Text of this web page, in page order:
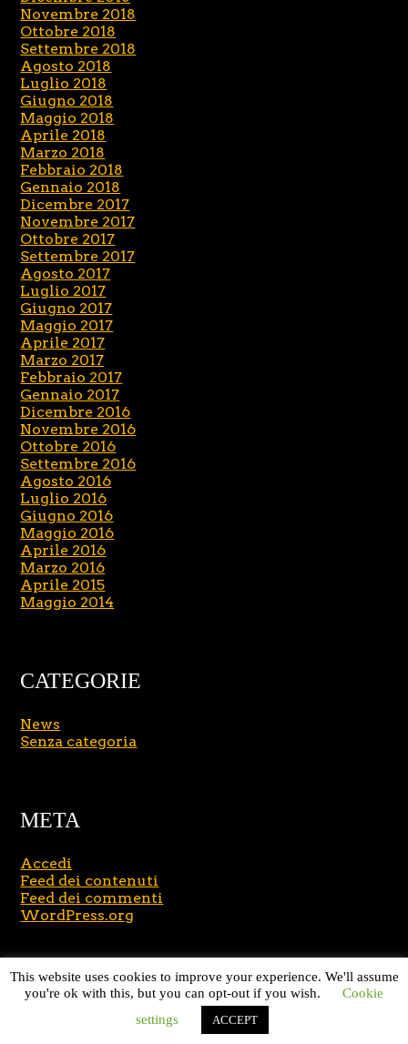
Novembre 2018
Ottobre 2018
Settembre 2018
Agosto 2018
Luglio 2018
Giugno 2018
Maggio 2018
Aprile 2018
Marzo 2018
Febbraio 2018
Gennaio 2018
Dicembre 2017
Novembre 2017
Ottobre 2017
Settembre 2017
Agosto 2017
Luglio 2017
Giugno 2017
Maggio 2017
Aprile 2017
Marzo 2017
Febbraio 2017
Gennaio 2017
Dicembre 2016
Novembre 2016
Ottobre 2016
Settembre 2016
Agosto 2016
Luglio 2016
Giugno 2016
Maggio 2016
Aprile 2016
Marzo 2016
Aprile 2015
Maggio 2014
CATEGORIE
News
Senza categoria
META
Accedi
Feed dei contenuti
Feed dei commenti
WordPress.org
Copyright © 2026 Massimo Brusasco
. All Rights
Reserved.Journal Lite by Slocum Studio
This website uses cookies to improve your experience. We'll assume
you're ok with this, but you can opt-out if you wish.
Cookie
settings
ACCEPT